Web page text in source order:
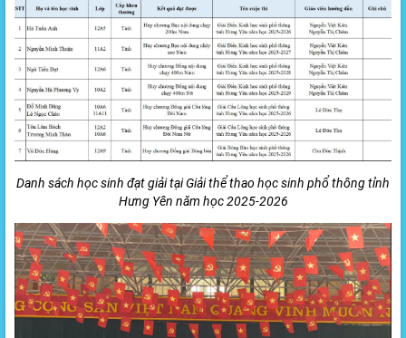
Danh sách học sinh đạt giải tại Giải thể thao học sinh phổ thông tỉnh
Hưng Yên năm học 2025-2026